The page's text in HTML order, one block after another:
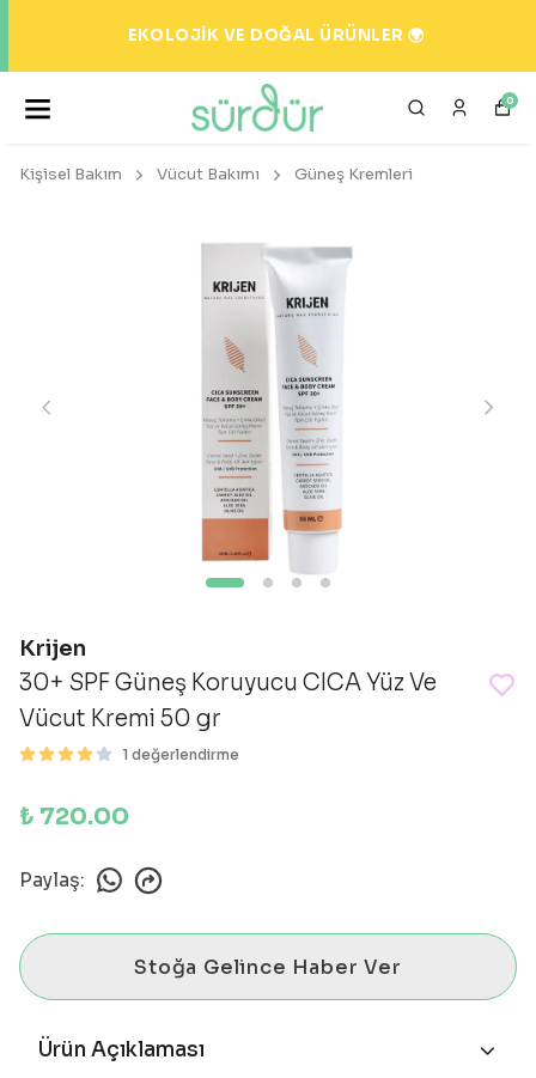
EKOLOJİK VE DOĞAL ÜRÜNLER 🌍
0
Kişisel Bakım Vücut Bakımı Güneş Kremleri
Krijen
30+ SPF Güneş Koruyucu CICA Yüz Ve
Vücut Kremi 50 gr
1 değerlendirme
₺ 720.00
Paylaş:
Stoğa Gelince Haber Ver
Ürün Açıklaması